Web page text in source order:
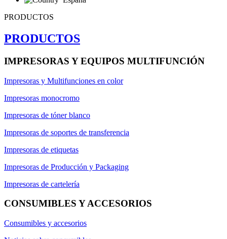
PRODUCTOS
PRODUCTOS
IMPRESORAS Y EQUIPOS MULTIFUNCIÓN
Impresoras y Multifunciones en color
Impresoras monocromo
Impresoras de tóner blanco
Impresoras de soportes de transferencia
Impresoras de etiquetas
Impresoras de Producción y Packaging
Impresoras de cartelería
CONSUMIBLES Y ACCESORIOS
Consumibles y accesorios